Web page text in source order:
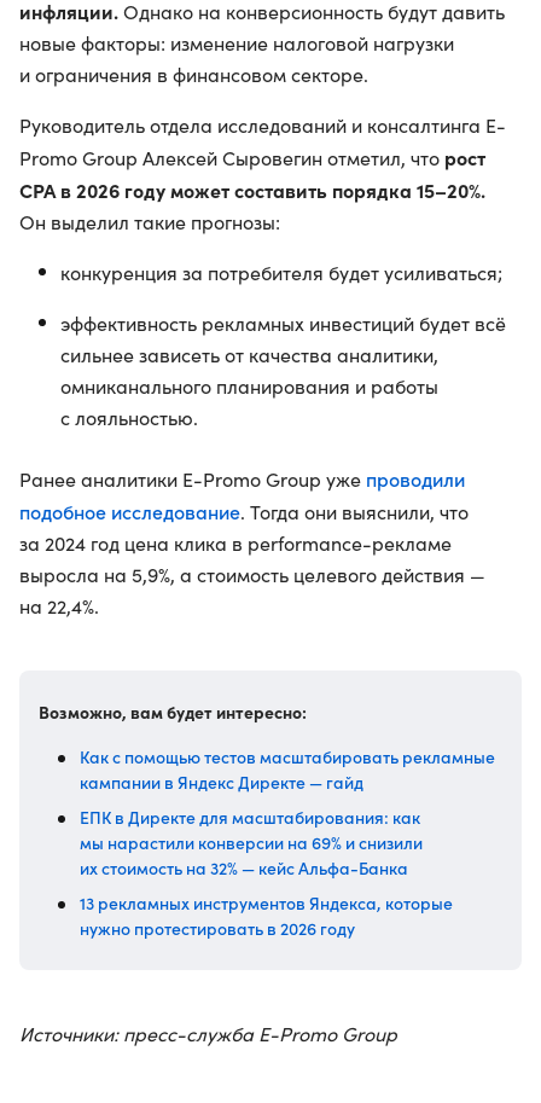
инфляции.Однако на конверсионность будут давить
новые факторы: изменение налоговой нагрузки
и ограничения в финансовом секторе.
Руководитель отдела исследований и консалтинга E-
Promo Group Алексей Сыровегин отметил, что рост
CPA в 2026 году может составить порядка 15–20%.
Он выделил такие прогнозы:
конкуренция за потребителя будет усиливаться;
эффективность рекламных инвестиций будет всё
сильнее зависеть от качества аналитики,
омниканального планирования и работы
с лояльностью.
Ранее аналитики E-Promo Group уже проводили
подобное исследование. Тогда они выяснили, что
за 2024 год цена клика в performance-рекламе
выросла на 5,9%, а стоимость целевого действия —
на 22,4%.
Возможно, вам будет интересно:
Как с помощью тестов масштабировать рекламные
кампании в Яндекс Директе — гайд
ЕПК в Директе для масштабирования: как
мы нарастили конверсии на 69% и снизили
их стоимость на 32% — кейс Альфа-Банка
13 рекламных инструментов Яндекса, которые
нужно протестировать в 2026 году
Источники: пресс-служба E-Promo Group